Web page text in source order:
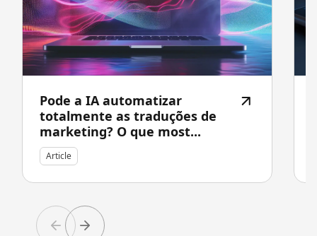
Pode a IA automatizar
totalmente as traduções de
marketing? O que most...
Article